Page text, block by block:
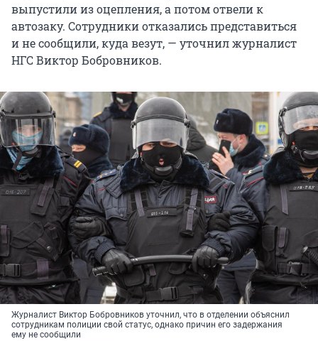
выпустили из оцепления, а потом отвели к
автозаку. Сотрудники отказались представиться
и не сообщили, куда везут, — уточнил журналист
НГС Виктор Бобровников.
Журналист Виктор Бобровников уточнил, что в отделении объяснил
сотрудникам полиции свой статус, однако причин его задержания
ему не сообщили